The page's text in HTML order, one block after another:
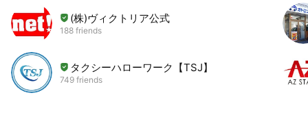
(株)ヴィクトリア公式
188 friends
タクシーハローワーク【TSJ】
749 friends